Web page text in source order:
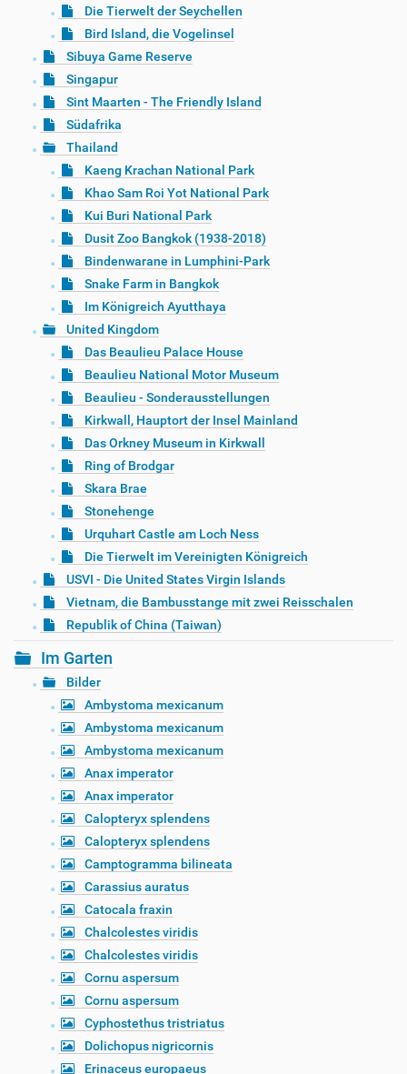
Die Tierwelt der Seychellen
Bird Island, die Vogelinsel
Sibuya Game Reserve
Singapur
Sint Maarten - The Friendly Island
Südafrika
Thailand
Kaeng Krachan National Park
Khao Sam Roi Yot National Park
Kui Buri National Park
Dusit Zoo Bangkok (1938-2018)
Bindenwarane in Lumphini-Park
Snake Farm in Bangkok
Im Königreich Ayutthaya
United Kingdom
Das Beaulieu Palace House
Beaulieu National Motor Museum
Beaulieu - Sonderausstellungen
Kirkwall, Hauptort der Insel Mainland
Das Orkney Museum in Kirkwall
Ring of Brodgar
Skara Brae
Stonehenge
Urquhart Castle am Loch Ness
Die Tierwelt im Vereinigten Königreich
USVI - Die United States Virgin Islands
Vietnam, die Bambusstange mit zwei Reisschalen
Republik of China (Taiwan)
Im Garten
Bilder
Ambystoma mexicanum
Ambystoma mexicanum
Ambystoma mexicanum
Anax imperator
Anax imperator
Calopteryx splendens
Calopteryx splendens
Camptogramma bilineata
Carassius auratus
Catocala fraxin
Chalcolestes viridis
Chalcolestes viridis
Cornu aspersum
Cornu aspersum
Cyphostethus tristriatus
Dolichopus nigricornis
Erinaceus europaeus